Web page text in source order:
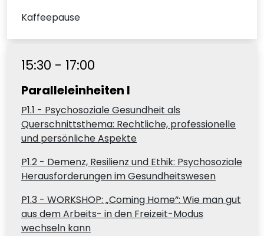
Kaffeepause
15:30 - 17:00
Paralleleinheiten I
P1.1 - Psychosoziale Gesundheit als
Querschnittsthema: Rechtliche, professionelle
und persönliche Aspekte
P1.2 - Demenz, Resilienz und Ethik: Psychosoziale
Herausforderungen im Gesundheitswesen
P1.3 - WORKSHOP: „Coming Home“: Wie man gut
aus dem Arbeits- in den Freizeit-Modus
wechseln kann